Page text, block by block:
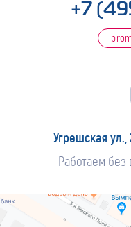
+7
Угрешская ул.,
Работаем без